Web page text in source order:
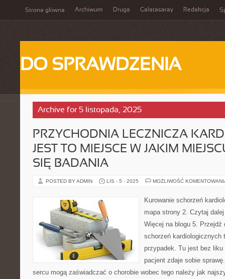
Strona główna Archiwum Druga Galatasaray Redakcja
DO SPRAWDZENIA
Archive for 5 listopada, 2025
PRZYCHODNIA LECZNICZA
JEST TO MIEJSCE W JAKIM
SIĘ BADANIA
POSTED BY ADMIN LIS - 5 - 2025 MOŻLIWOŚĆ
Kurowanie schorzeń
mapa strony 2. Czytaj
Więcej na blogu 5. Przejdź
schorzeń kardiologicznych
przypadek. Tu jest bez
pacjent zdaje sobie
sercu mogą zaświadczać o chorobie wobec tego należy jak